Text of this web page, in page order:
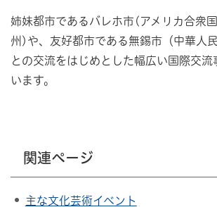
姉妹都市であるバレホ市(アメリカ合衆
州)や、友好都市である無錫市（中華人
との交流をはじめとした幅広い国際交流
います。
関連ページ
主な文化芸術イベント